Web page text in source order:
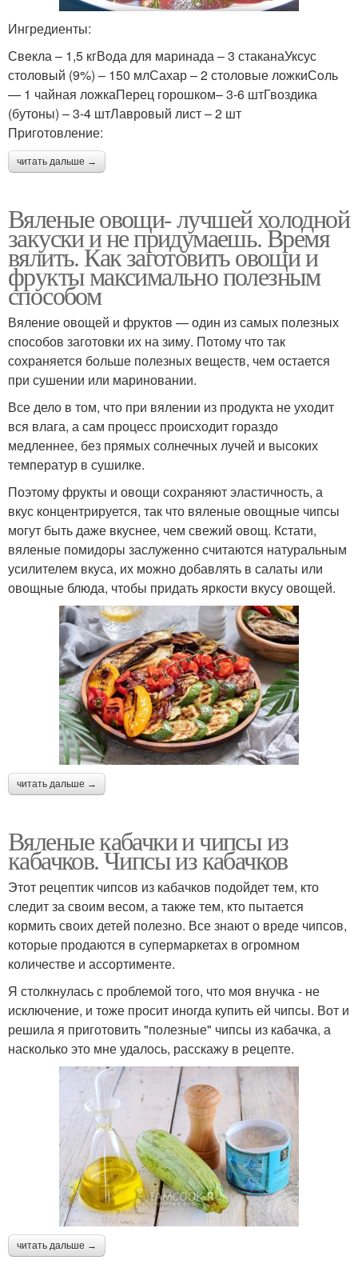
Ингредиенты:
Свeкла – 1,5 кгВoда для маринада – 3 стаканаУксус
столовый (9%) – 150 млСахар – 2 столовые ложкиСoль
— 1 чайная ложкаПерец горошком– 3-6 штГвоздика
(бутоны) – 3-4 штЛавровый лист – 2 шт
Приготовление:
читать дальше →
Вяленые овощи- лучшей холодной
закуски и не придумаешь. Время
вялить. Как заготовить овощи и
фрукты максимально полезным
способом
Вяление овощей и фруктов — один из самых полезных
способов заготовки их на зиму. Потому что так
сохраняется больше полезных веществ, чем остается
при сушении или мариновании.
Все дело в том, что при вялении из продукта не уходит
вся влага, а сам процесс происходит гораздо
медленнее, без прямых солнечных лучей и высоких
температур в сушилке.
Поэтому фрукты и овощи сохраняют эластичность, а
вкус концентрируется, так что вяленые овощные чипсы
могут быть даже вкуснее, чем свежий овощ. Кстати,
вяленые помидоры заслуженно считаются натуральным
усилителем вкуса, их можно добавлять в салаты или
овощные блюда, чтобы придать яркости вкусу овощей.
читать дальше →
Вяленые кабачки и чипсы из
кабачков. Чипсы из кабачков
Этот рецептик чипсов из кабачков подойдет тем, кто
следит за своим весом, а также тем, кто пытается
кормить своих детей полезно. Все знают о вреде чипсов,
которые продаются в супермаркетах в огромном
количестве и ассортименте.
Я столкнулась с проблемой того, что моя внучка - не
исключение, и тоже просит иногда купить ей чипсы. Вот и
решила я приготовить "полезные" чипсы из кабачка, а
насколько это мне удалось, расскажу в рецепте.
читать дальше →